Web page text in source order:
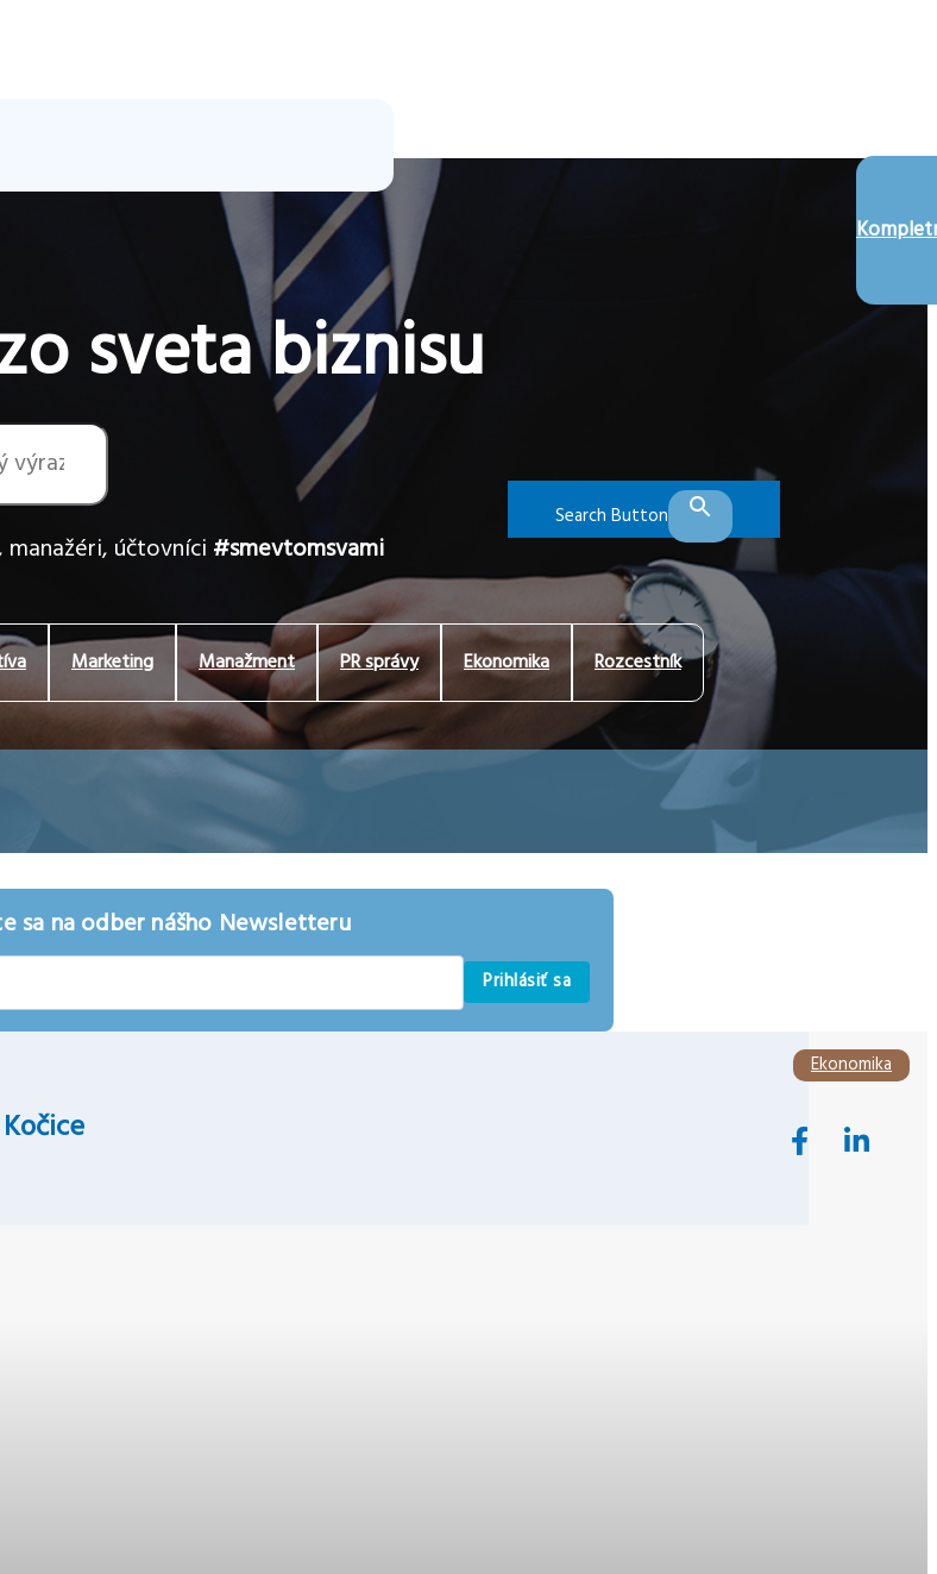
sveta biznisu
Search Button
účtovníci #smevtomsvami
Marketing Manažment PR správy Ekonomika Rozcestník
sa na odber nášho Newsletteru
Prihlásiť sa
Ekonomika